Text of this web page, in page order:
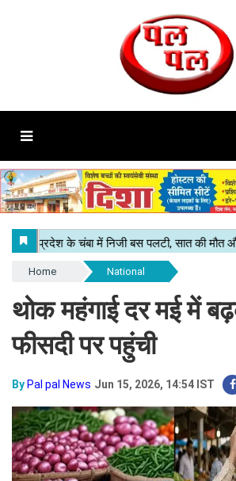
Home National
थोक महंगाई दर मई में
फीसदी पर पहुंची
By Pal pal News Jun 15, 2026, 14:54 IST